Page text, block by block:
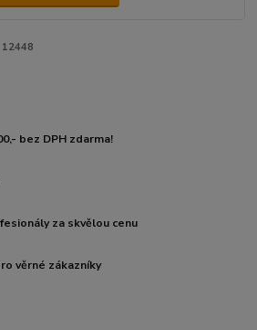
12448
bez DPH zdarma!
za skvělou cenu
věrné zákazníky